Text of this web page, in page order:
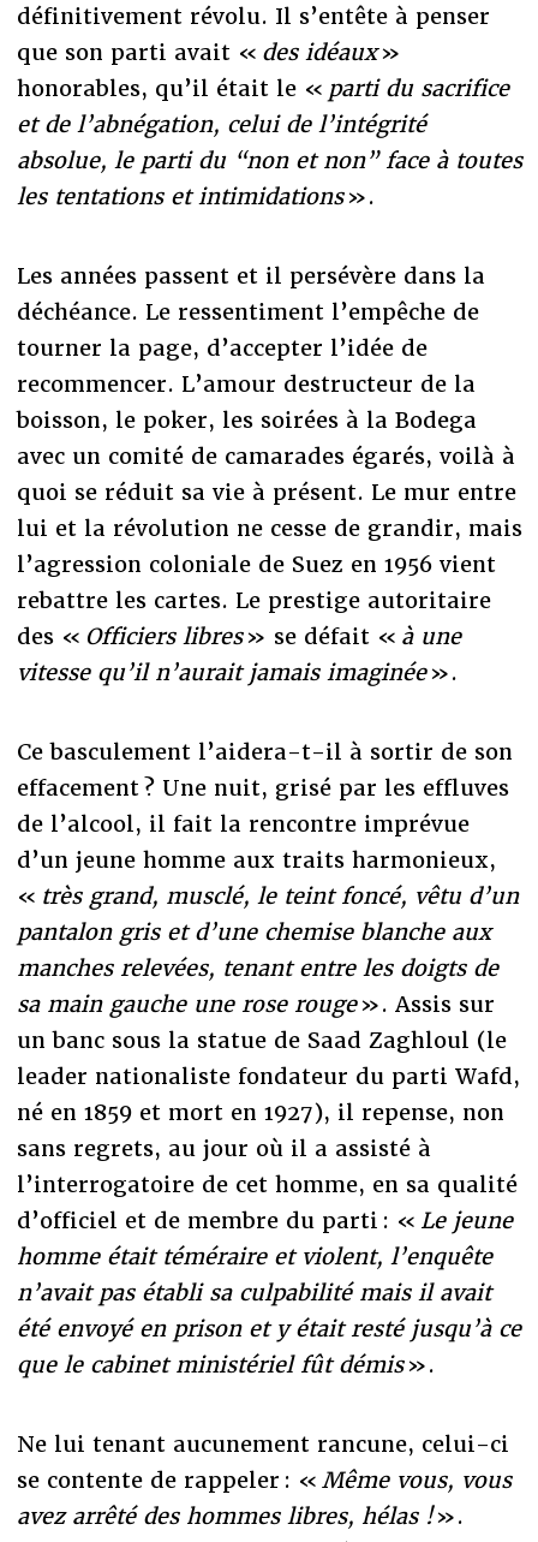
définitivement révolu. Il s’entête à penser
que son parti avait « des idéaux»
honorables, qu’il était le « parti du sacrifice
et de l’abnégation, celui de l’intégrité
absolue, le parti du “non et non” face à toutes
les tentations et intimidations».
Les années passent et il persévère dans la
déchéance. Le ressentiment l’empêche de
tourner la page, d’accepter l’idée de
recommencer. L’amour destructeur de la
boisson, le poker, les soirées à la Bodega
avec un comité de camarades égarés, voilà à
quoi se réduit sa vie à présent. Le mur entre
lui et la révolution ne cesse de grandir, mais
l’agression coloniale de Suez en 1956 vient
rebattre les cartes. Le prestige autoritaire
des « Officiers libres» se défait « à une
vitesse qu’il n’aurait jamais imaginée».
Ce basculement l’aidera-t-il à sortir de son
effacement ? Une nuit, grisé par les effluves
de l’alcool, il fait la rencontre imprévue
d’un jeune homme aux traits harmonieux,
« très grand, musclé, le teint foncé, vêtu d’un
pantalon gris et d’une chemise blanche aux
manches relevées, tenant entre les doigts de
sa main gauche une rose rouge». Assis sur
un banc sous la statue de Saad Zaghloul (le
leader nationaliste fondateur du parti Wafd,
né en 1859 et mort en 1927), il repense, non
sans regrets, au jour où il a assisté à
l’interrogatoire de cet homme, en sa qualité
d’officiel et de membre du parti : « Le jeune
homme était téméraire et violent, l’enquête
n’avait pas établi sa culpabilité mais il avait
été envoyé en prison et y était resté jusqu’à ce
que le cabinet ministériel fût démis».
Ne lui tenant aucunement rancune, celui-ci
se contente de rappeler : « Même vous, vous
avez arrêté des hommes libres, hélas !».